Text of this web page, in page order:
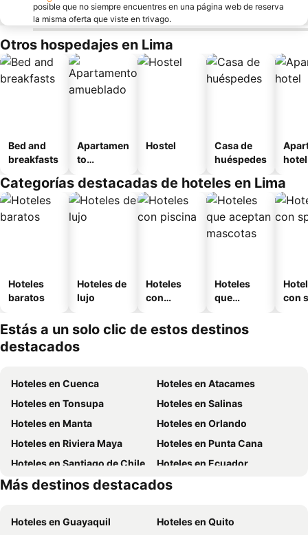
posible que no siempre encuentres en una página web de reserva
la misma oferta que viste en trivago.
Otros hospedajes en Lima
Bed and
breakfasts
Apartamen
to
o
Hostel
Casa de
huéspedes
hotel
Categorías destacadas de hoteles en Lima
Hoteles
baratos
Hoteles de
lujo
Hoteles
con
Hoteles
que
mascotas
con
Estás a un solo clic de estos destinos
destacados
Hoteles en Cuenca
Hoteles en Atacames
Hoteles en Tonsupa
Hoteles en Salinas
Hoteles en Manta
Hoteles en Orlando
Hoteles en Riviera Maya
Hoteles en Punta Cana
Hoteles en Santiago de Chile
Hoteles en Ecuador
Hoteles en México
Hoteles en Chicago
Más destinos destacados
Hoteles en Guayaquil
Hoteles en Quito